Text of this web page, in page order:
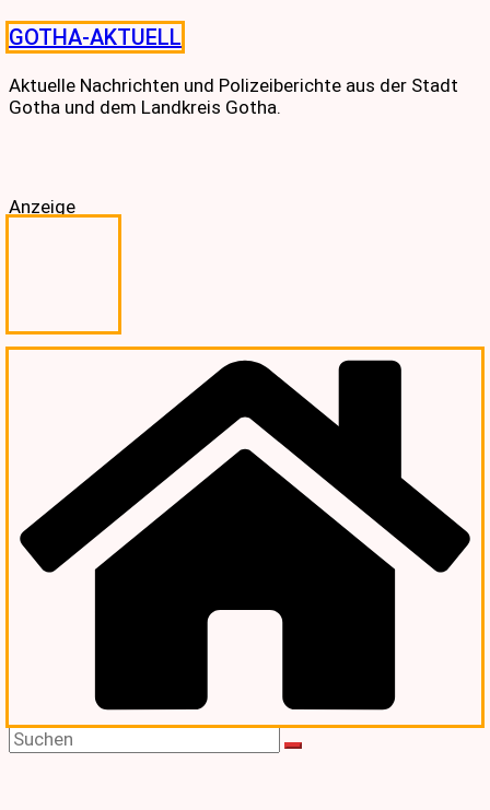
Skip
to
content
GOTHA-AKTUELL
Aktuelle Nachrichten und Polizeiberichte aus der Stadt
Gotha und dem Landkreis Gotha.
Anzeige